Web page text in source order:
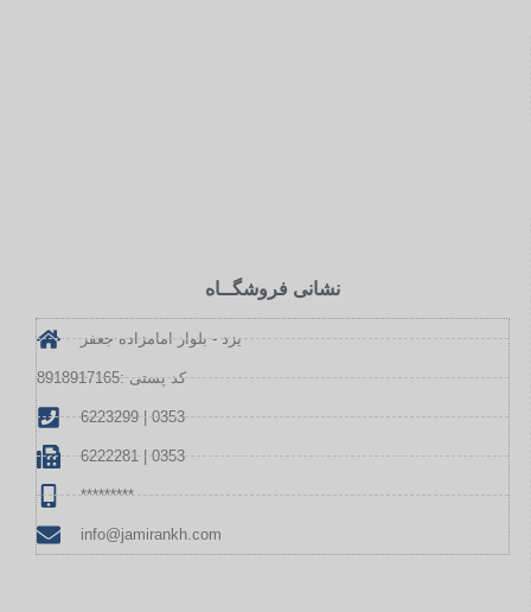
نشانی فروشگــاه
یزد - بلوار امامزاده جعفر
کد پستی :8918917165
6223299 | 0353
6222281 | 0353
*********
info@jamirankh.com